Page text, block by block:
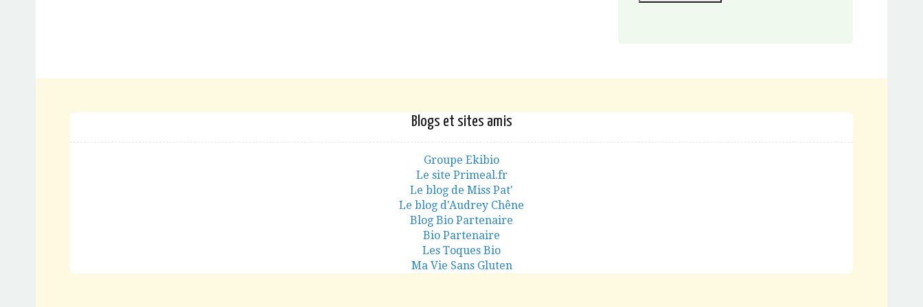
Blogs et sites amis
Groupe Ekibio
Le site Primeal.fr
Le blog de Miss Pat'
Le blog d'Audrey Chêne
Blog Bio Partenaire
Bio Partenaire
Les Toques Bio
Ma Vie Sans Gluten